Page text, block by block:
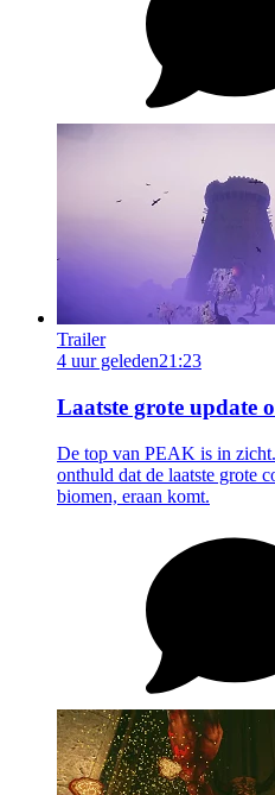
Trailer
4 uur geleden21:23
Laatste grote update
De top van PEAK is in
onthuld dat de laatste grote
biomen, eraan komt.